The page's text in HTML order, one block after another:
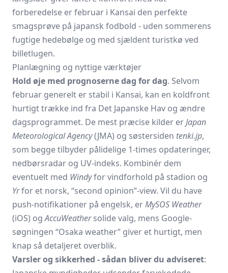
forberedelse er februar i Kansai den perfekte
smagsprøve på japansk fodbold - uden sommerens
fugtige hedebølge og med sjældent turistkø ved
billetlugen.
Planlægning og nyttige værktøjer
Hold øje med prognoserne dag for dag. Selvom
februar generelt er stabil i Kansai, kan en koldfront
hurtigt trække ind fra Det Japanske Hav og ændre
dagsprogrammet. De mest præcise kilder erJapan
Meteorological Agency(JMA) og søstersiden tenki.jp,
som begge tilbyder pålidelige 1-times opdateringer,
nedbørsradar og UV-indeks. Kombinér dem
eventuelt med Windyfor vindforhold på stadion og
Yrfor et norsk, “second opinion”-view. Vil du have
push-notifikationer på engelsk, erMySOS Weather
(iOS) ogAccuWeathersolide valg, mens Google-
søgningen “Osaka weather” giver et hurtigt, men
knap så detaljeret overblik.
Varsler og sikkerhed - sådan bliver du adviseret: